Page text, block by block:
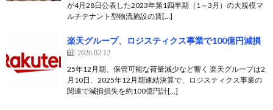
が4月28日公表した2023年第1四半期（1～3月）の大規模マ
ルチテナント型物流施設の賃[…]
楽天グループ、ロジスティクス事業で100億円減損
2026.02.12
25年12月期、保管可能な荷量減少など響く 楽天グループは2
月10日、2025年12月期連結決算で、ロジスティクス事業の
関連で減損損失を約100億円計[…]